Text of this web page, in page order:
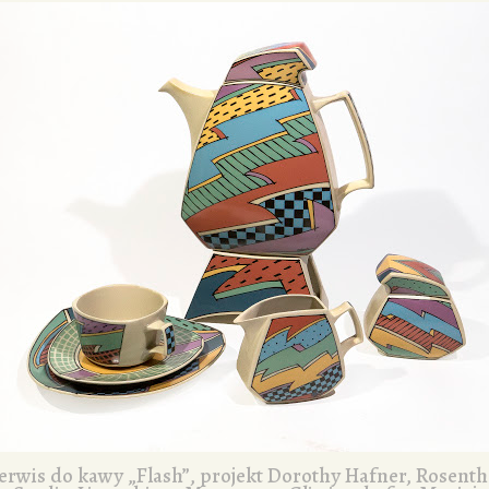
do kawy „Flash”, projekt Dorothy Hafner,